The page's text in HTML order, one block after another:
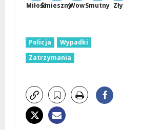
MiłośćŚmiesznyWowSmutny Zły
Policja
Wypadki
Zatrzymania